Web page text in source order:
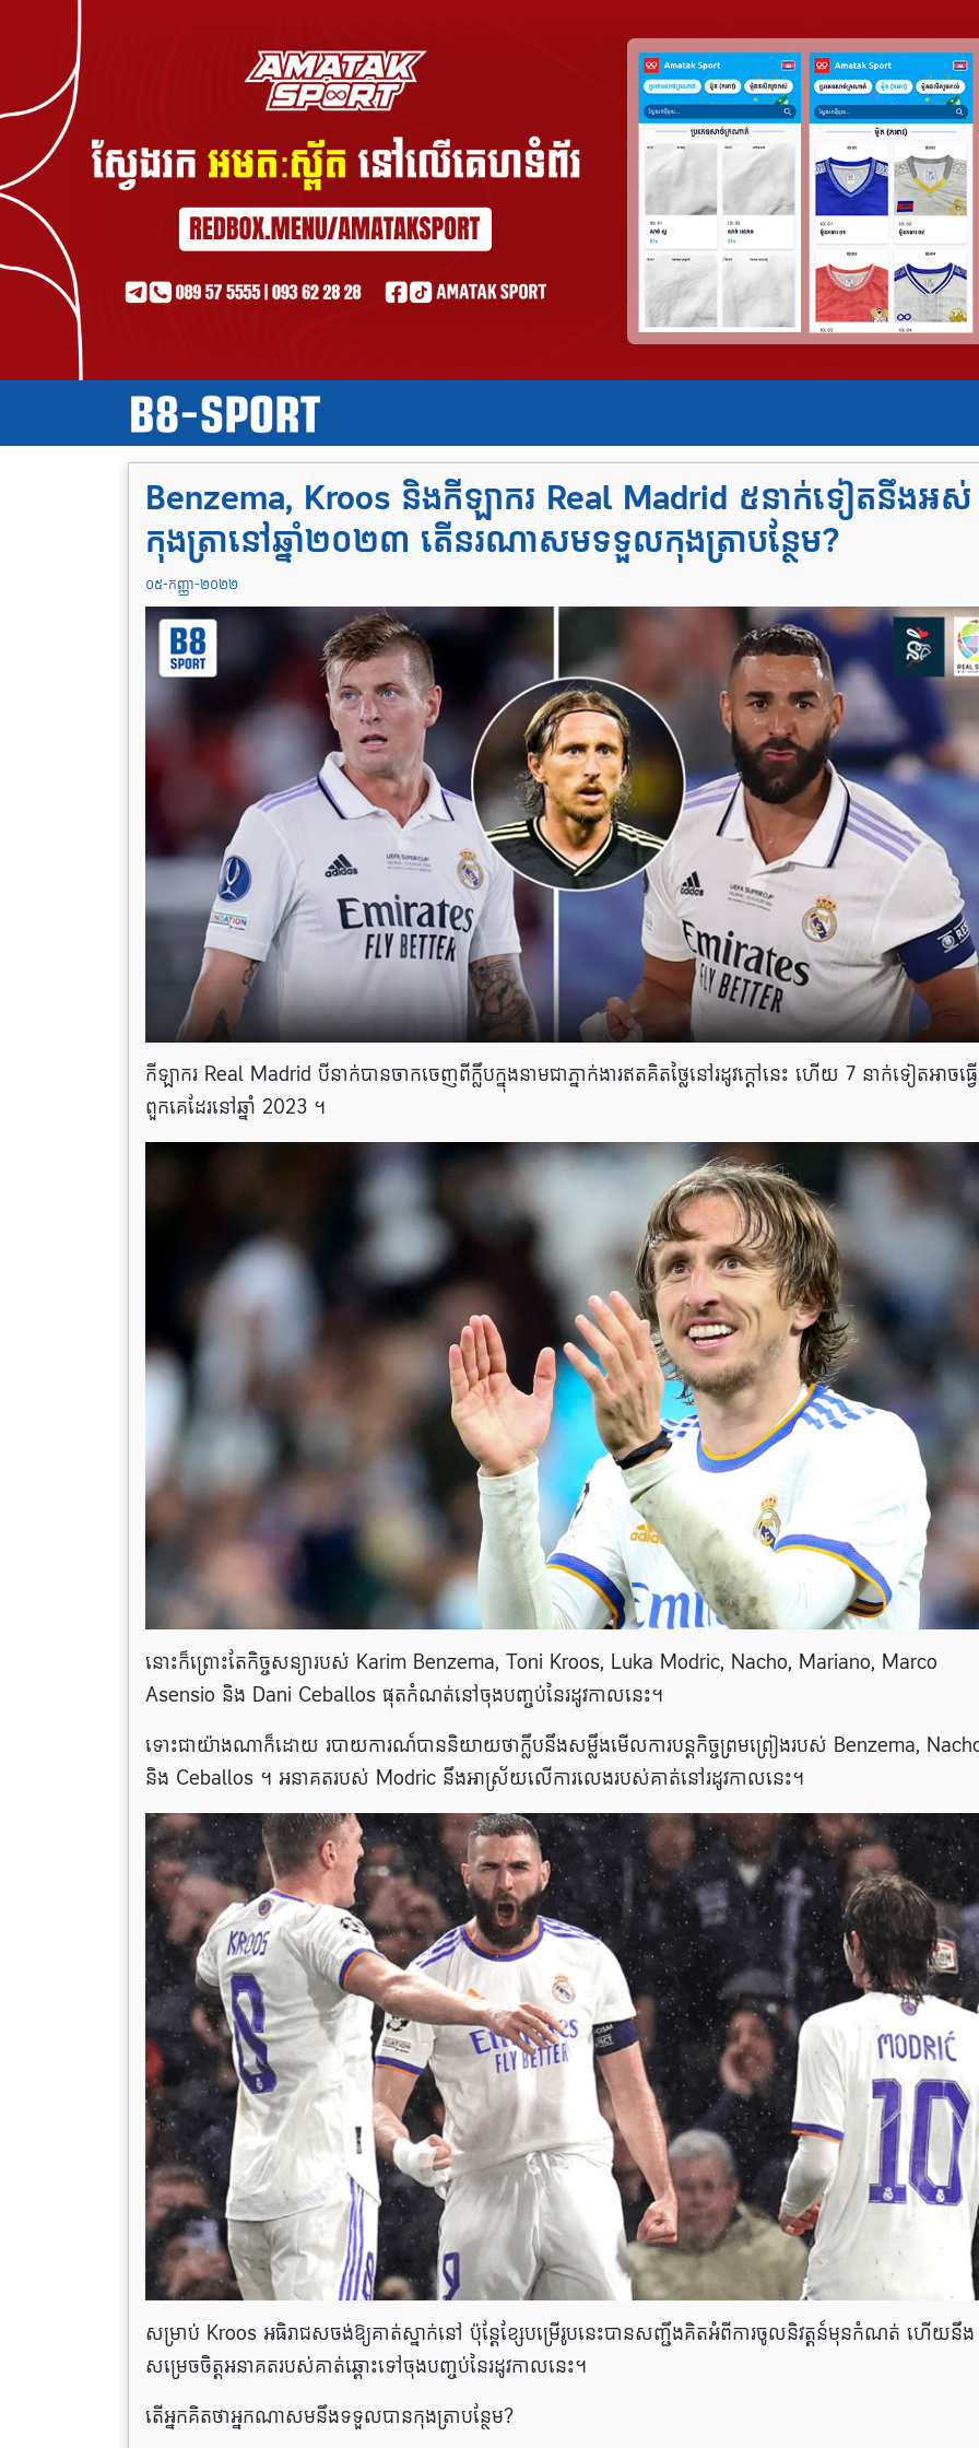
Benzema, Kroos និងកីឡាករ Real Madrid ៥នាក់ទៀតនឹងអស់
កុងត្រានៅឆ្នាំ២០២៣ តើនរណា​សម​ទទួលកុងត្រាបន្ថែម?
០៥-កញ្ញា-២០២២
កីឡាករ Real Madrid បីនាក់បានចាកចេញពីក្លឹបក្នុងនាមជាភ្នាក់ងារឥតគិតថ្លៃនៅរដូវក្តៅនេះ ហើយ 7 នាក់ទៀតអាចធ្វ
ពួកគេដែរនៅឆ្នាំ 2023 ។
នោះក៏ព្រោះតែកិច្ចសន្យារបស់ Karim Benzema, Toni Kroos, Luka Modric, Nacho, Mariano, Marco
Asensio និង Dani Ceballos ផុតកំណត់នៅចុងបញ្ចប់នៃរដូវកាលនេះ។
ទោះជាយ៉ាងណាក៏ដោយ របាយការណ៍បាននិយាយថាក្លឹបនឹងសម្លឹងមើលការបន្តកិច្ចព្រមព្រៀងរបស់ Benzema,
និង Ceballos ។ អនាគតរបស់ Modric​ នឹងអាស្រ័យលើការលេងរបស់គាត់នៅរដូវកាលនេះ។
សម្រាប់ Kroos អធិរាជសចង់ឱ្យគាត់ស្នាក់នៅ ប៉ុន្តែខ្សែបម្រើរូបនេះបានសញ្ជឹងគិតអំពីការចូលនិវត្តន៍មុនកំណត់ ហើយនឹង
សម្រេចចិត្តអនាគតរបស់គាត់ឆ្ពោះទៅចុងបញ្ចប់នៃរដូវកាលនេះ។
តើអ្នកគិតថាអ្នកណាសមនឹងទទួលបានកុងត្រាបន្ថែម?